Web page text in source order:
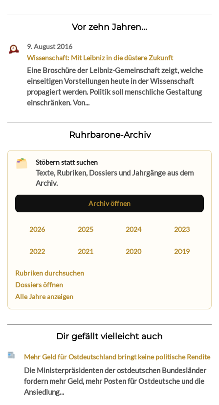
Vor zehn Jahren...
9. August 2016
Wissenschaft: Mit Leibniz in die düstere Zukunft
Eine Broschüre der Leibniz-Gemeinschaft zeigt, welche
einseitigen Vorstellungen heute in der Wissenschaft
propagiert werden. Politik soll menschliche Gestaltung
einschränken. Von...
Ruhrbarone-Archiv
Stöbern statt suchen
Texte, Rubriken, Dossiers und Jahrgänge aus dem
Archiv.
Archiv öffnen
2026 2025 2024 2023
2022 2021 2020 2019
Rubriken durchsuchen
Dossiers öffnen
Alle Jahre anzeigen
Dir gefällt vielleicht auch
Mehr Geld für Ostdeutschland bringt keine politische Rendite
Die Ministerpräsidenten der ostdeutschen Bundesländer
fordern mehr Geld, mehr Posten für Ostdeutsche und die
Ansiedlung...